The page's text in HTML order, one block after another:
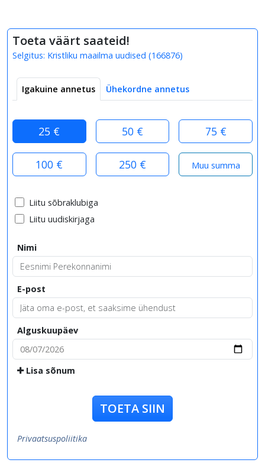
Toeta väärt saateid!
Selgitus: Kristliku maailma uudised (166876)
Igakuine annetus Ühekordne annetus
25 € 50 € 75 €
100 € 250 €
Liitu sõbraklubiga
Liitu uudiskirjaga
Nimi
E-post
Alguskuupäev
Lisa sõnum
TOETA SIIN
Privaatsuspoliitika